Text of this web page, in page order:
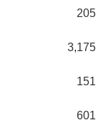
205
3,175
151
601